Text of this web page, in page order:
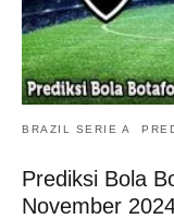
BRAZIL SERIE A
Prediksi Bola
November